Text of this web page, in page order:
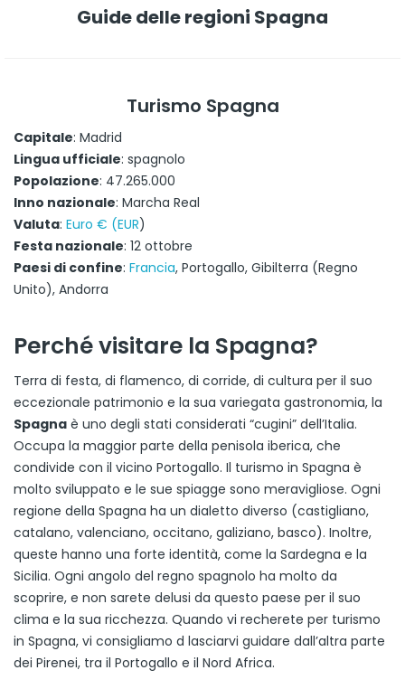
Guide delle regioni Spagna
Turismo Spagna
Capitale: Madrid
Lingua ufficiale: spagnolo
Popolazione: 47.265.000
Inno nazionale: Marcha Real
Valuta: Euro € (EUR)
Festa nazionale: 12 ottobre
Paesi di confine: Francia, Portogallo, Gibilterra (Regno
Unito), Andorra
Perché visitare la Spagna?
Terra di festa, di flamenco, di corride, di cultura per il suo
eccezionale patrimonio e la sua variegata gastronomia, la
Spagna è uno degli stati considerati “cugini” dell’Italia.
Occupa la maggior parte della penisola iberica, che
condivide con il vicino Portogallo. Il turismo in Spagna è
molto sviluppato e le sue spiagge sono meravigliose. Ogni
regione della Spagna ha un dialetto diverso (castigliano,
catalano, valenciano, occitano, galiziano, basco). Inoltre,
queste hanno una forte identità, come la Sardegna e la
Sicilia. Ogni angolo del regno spagnolo ha molto da
scoprire, e non sarete delusi da questo paese per il suo
clima e la sua ricchezza. Quando vi recherete per turismo
in Spagna, vi consigliamo d lasciarvi guidare dall’altra parte
dei Pirenei, tra il Portogallo e il Nord Africa.